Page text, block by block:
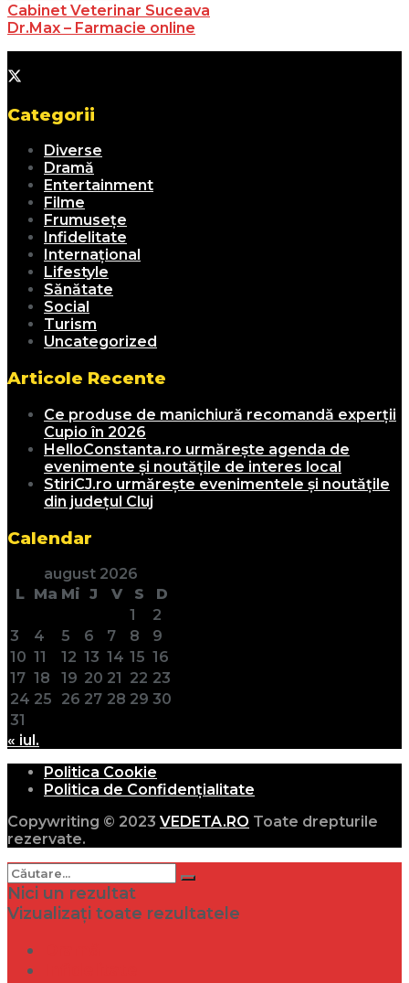
Cabinet Veterinar Suceava
Dr.Max – Farmacie online
Categorii
Diverse
Dramă
Entertainment
Filme
Frumusețe
Infidelitate
Internațional
Lifestyle
Sănătate
Social
Turism
Uncategorized
Articole Recente
Ce produse de manichiură recomandă experții
Cupio în 2026
HelloConstanta.ro urmărește agenda de
evenimente și noutățile de interes local
StiriCJ.ro urmărește evenimentele și noutățile
din județul Cluj
Calendar
august 2026
L Ma Mi J V S
D
1
2
3
4 5 6 7 8
9
10 11 12 13 14 15 16
17 18 19 20 21 22 23
24 25 26 27 28 29 30
31
« iul.
Politica Cookie
Politica de Confidențialitate
Copywriting © 2023 VEDETA.RO Toate drepturile
rezervate.
Nici un rezultat
Vizualizați toate rezultatele